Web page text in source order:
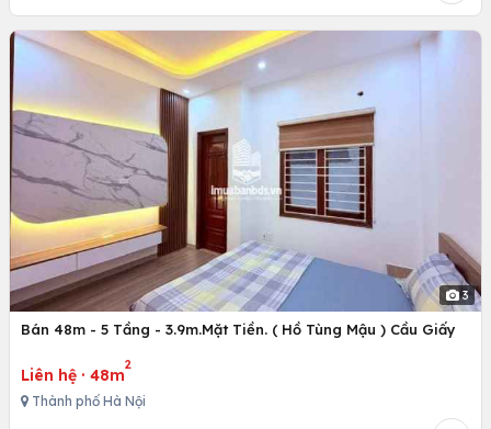
3
Bán 48m - 5 Tầng - 3.9m.Mặt Tiền. ( Hồ Tùng Mậu ) Cầu Giấy
Liên hệ · 48m
2
Thành phố Hà Nội